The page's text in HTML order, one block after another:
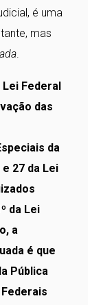
é uma
mas
.
Lei Federal
das
da
27 da Lei
da Lei
a
é que
Pública